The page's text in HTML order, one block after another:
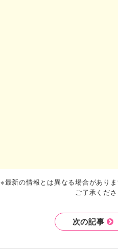
※最新の情報とは異なる場合がありま
ご了承くださ
次の記事